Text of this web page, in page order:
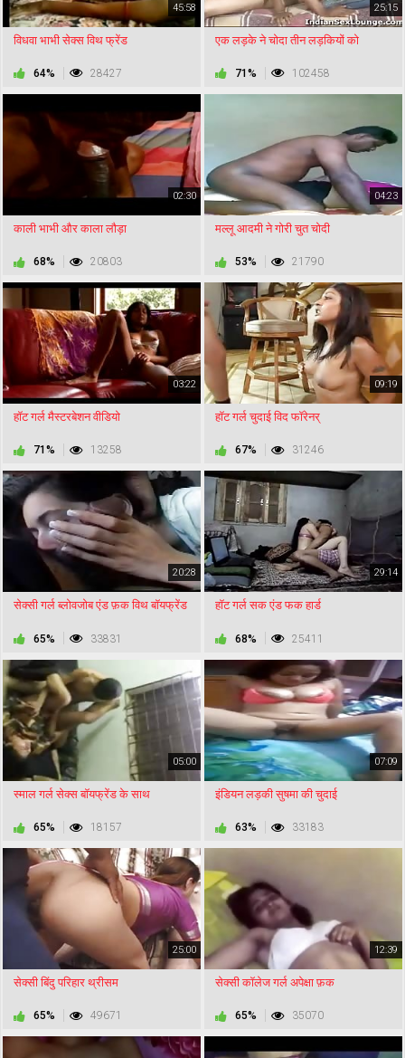
45:58
विधवा भाभी सेक्स विथ फ्रेंड
64% 28427
25:15
एक लड़के ने चोदा तीन लड़कियों को
71% 102458
02:30
काली भाभी और काला लौड़ा
68% 20803
04:23
मल्लू आदमी ने गोरी चुत चोदी
53% 21790
03:22
हॉट गर्ल मैस्टरबेशन वीडियो
71% 13258
09:19
हॉट गर्ल चुदाई विद फॉरेनर्
67% 31246
20:28
सेक्सी गर्ल ब्लोवजोब एंड फ़क विथ बॉयफ्रेंड
65% 33831
29:14
हॉट गर्ल सक एंड फक हार्ड
68% 25411
05:00
स्माल गर्ल सेक्स बॉयफ्रेंड के साथ
65% 18157
07:09
इंडियन लड़की सुषमा की चुदाई
63% 33183
25:00
सेक्सी बिंदु परिहार थ्रीसम
65% 49671
12:39
सेक्सी कॉलेज गर्ल अपेक्षा फ़क
65% 35070